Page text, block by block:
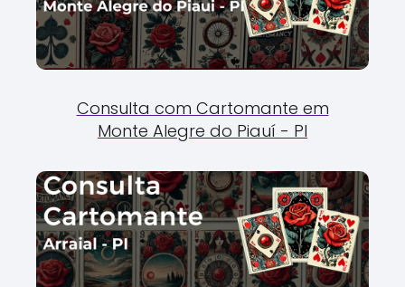
Consulta com Cartomante em
Monte Alegre do Piauí - PI